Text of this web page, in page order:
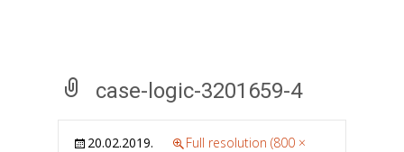
case-logic-3201659-4
20.02.2019.
Full resolution (800 ×